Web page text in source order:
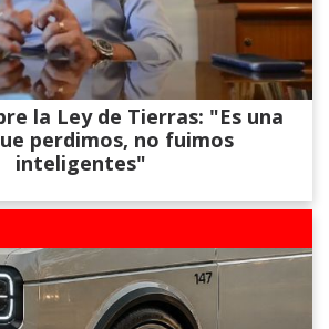
la Ley de Tierras: "Es una
perdimos, no fuimos
inteligentes"